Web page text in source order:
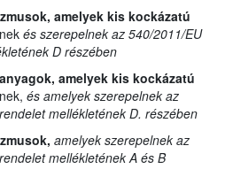
amelyek kis kockázatú
és szerepelnek az 540/2011/EU
D részében
amelyek kis kockázatú
és amelyek szerepelnek az
mellékletének D. részében
amelyek szerepelnek az
mellékletének A és B